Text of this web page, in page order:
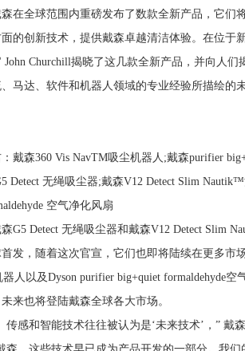
全球范围内重磅发布了数款全新产品，它们
的创新技术，提供戴森卓越清洁体验。在位于
John Churchill揭晓了这几款全新产品，并向人们
马达、软件和机器人领域的专业经验所描绘的
森360 Vis NavTM吸尘机器人;戴森purifier
Detect 无绳吸尘器;戴森V12 Detect Slim
空气净化风扇
Detect 无绳吸尘器和戴森V12 Detect Slim
发，随着这次官宣，它们也即将陆续在更多市
人以及Dyson purifier big+quiet formaldehyde
来也将登陆戴森全球各大市场。
感和智能技术往往被认为是‘未来技术’，” 戴森